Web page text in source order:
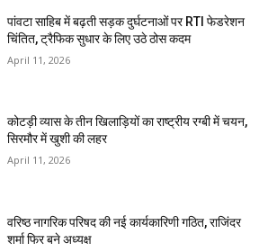
पांवटा साहिब में बढ़ती सड़क दुर्घटनाओं पर RTI फेडरेशन
चिंतित, ट्रैफिक सुधार के लिए उठे ठोस कदम
April 11, 2026
कोटड़ी व्यास के तीन खिलाड़ियों का राष्ट्रीय रग्बी में चयन,
सिरमौर में खुशी की लहर
April 11, 2026
वरिष्ठ नागरिक परिषद की नई कार्यकारिणी गठित, राजिंदर
शर्मा फिर बने अध्यक्ष